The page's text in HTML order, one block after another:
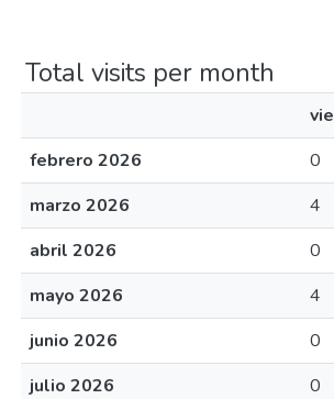
Total visits per month
febrero 2026
0
marzo 2026
4
abril 2026
0
mayo 2026
4
junio 2026
0
julio 2026
0